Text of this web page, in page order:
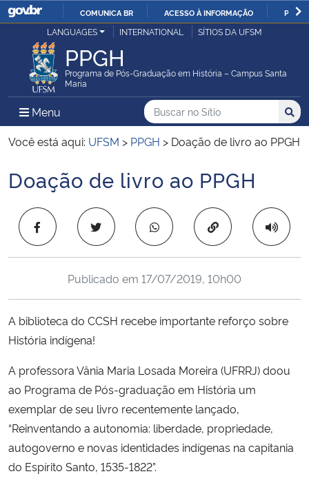
IR
O
COMUNICA BR ACESSO À INFORMAÇÃO
Ministério da Justiça e Segurança Pública
Ministério da Defesa
Ministério das Relações Exteriores
Ministério da Economia
Ministério da Infraestrutura
Ministério da Agricultura, Pecuária e Abastecimento
Ministério da Educação
Ministério da Cidadania
Ministério de Minas e Energia
Ministério da Ciência, Tecnologia, Inovações e Comunicações
Ministério do Meio Ambiente
LANGUAGES INTERNATIONAL SÍTIOS DA UFSM
PPGH
Programa de Pós-Graduação em História – Campus Santa
Maria
Menu Menu Principal do Sítio
Busca
Buscar no no Sítio
Busca:
Você está aqui: UFSM > PPGH > Doação de livro ao PPGH
Início do conteúdo
Doação de livro ao PPGH
Copiar para área
Publicado em 17/07/2019, 10h00
A biblioteca do CCSH recebe importante reforço sobre
História indígena!
A professora Vânia Maria Losada Moreira (UFRRJ) doou
ao Programa de Pós-graduação em História um
exemplar de seu livro recentemente lançado,
“Reinventando a autonomia: liberdade, propriedade,
autogoverno e novas identidades indígenas na capitania
do Espírito Santo, 1535-1822”.